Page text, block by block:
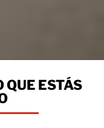
QUE ESTÁS